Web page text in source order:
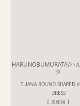
HARUNOBUMURATA/ハ
タ
ELIANA ROUND SHAPED
DRESS
【 未使用 】